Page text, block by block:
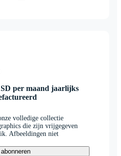
per maand jaarlijks
volledige collectie
die zijn vrijgegeven
Afbeeldingen niet
abonneren